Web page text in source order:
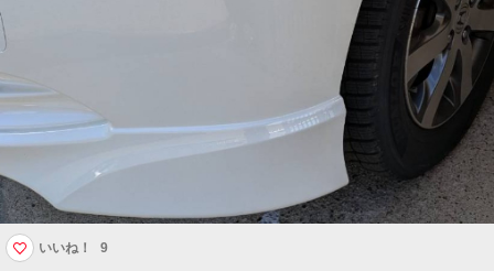
いいね！ 9